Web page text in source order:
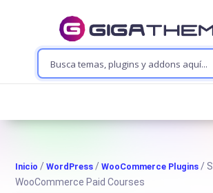
Inicio /WordPress /WooCommerce Plugins /
WooCommerce Paid Courses